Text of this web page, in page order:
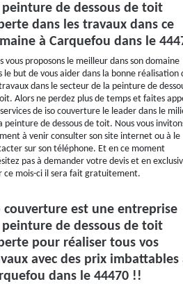
de dessous de toit
dans les travaux dans ce
à Carquefou dans le
vous proposons le meilleur dans son domaine
le but de vous aider dans la bonne réalisation
dans le secteur de la peinture de
Alors ne perdez plus de temps et faites
de iso couverture le leader dans le
peinture de dessous de toit. Nous vous
à venir consulter son site internet ou à le
sur son téléphone. Et en ce moment
pas à demander votre devis et en
ce mois-ci il sera fait gratuitement.
couverture est une entreprise
de dessous de toit
pour réaliser tous vos
avec des prix imbattables
dans le 44470 !!